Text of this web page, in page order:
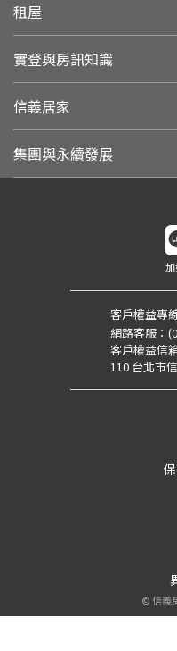
租屋
實登與房訊知識
信義居家
集團與永續發展
客戶權益專
網路客服：
客戶權益信
110 台北市
©信義